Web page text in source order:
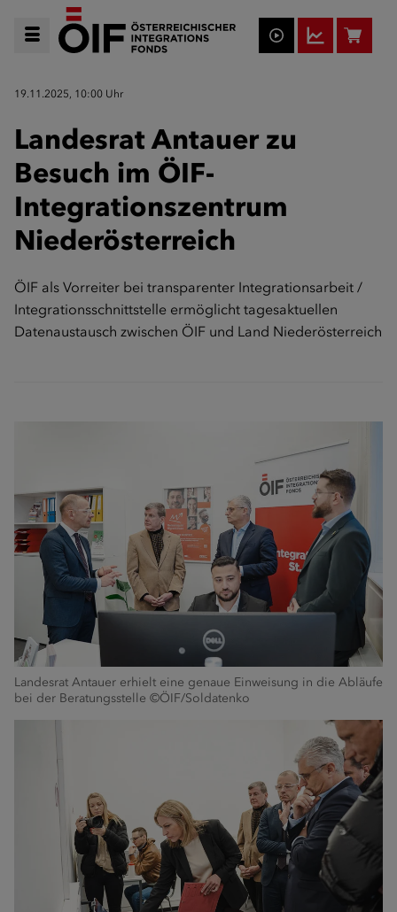
19.11.2025, 10:00 Uhr
Landesrat Antauer zu
Besuch im ÖIF-
Integrationszentrum
Niederösterreich
ÖIF als Vorreiter bei transparenter Integrationsarbeit /
Integrationsschnittstelle ermöglicht tagesaktuellen
Datenaustausch zwischen ÖIF und Land Niederösterreich
Landesrat Antauer erhielt eine genaue Einweisung in die Abläufe
bei der Beratungsstelle ©ÖIF/Soldatenko